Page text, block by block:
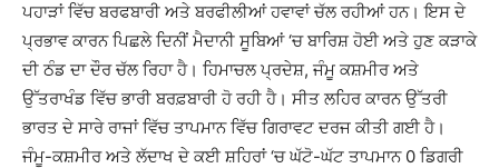
ਪਹਾੜਾਂ ਵਿੱਚ ਬਰਫਬਾਰੀ ਅਤੇ ਬਰਫੀਲੀਆਂ ਹਵਾਵਾਂ ਚੱਲ ਰਹੀਆਂ ਹਨ। ਇਸ ਦੇ
ਪ੍ਰਭਾਵ ਕਾਰਨ ਪਿਛਲੇ ਦਿਨੀਂ ਮੈਦਾਨੀ ਸੂਬਿਆਂ ‘ਚ ਬਾਰਿਸ਼ ਹੋਈ ਅਤੇ ਹੁਣ ਕੜਾਕੇ
ਦੀ ਠੰਡ ਦਾ ਦੌਰ ਚੱਲ ਰਿਹਾ ਹੈ। ਹਿਮਾਚਲ ਪ੍ਰਦੇਸ਼, ਜੰਮੂ ਕਸ਼ਮੀਰ ਅਤੇ
ਉੱਤਰਾਖੰਡ ਵਿੱਚ ਭਾਰੀ ਬਰਫ਼ਬਾਰੀ ਹੋ ਰਹੀ ਹੈ। ਸੀਤ ਲਹਿਰ ਕਾਰਨ ਉੱਤਰੀ
ਭਾਰਤ ਦੇ ਸਾਰੇ ਰਾਜਾਂ ਵਿੱਚ ਤਾਪਮਾਨ ਵਿੱਚ ਗਿਰਾਵਟ ਦਰਜ ਕੀਤੀ ਗਈ ਹੈ।
ਜੰਮੂ-ਕਸ਼ਮੀਰ ਅਤੇ ਲੱਦਾਖ ਦੇ ਕਈ ਸ਼ਹਿਰਾਂ ‘ਚ ਘੱਟੋ-ਘੱਟ ਤਾਪਮਾਨ 0 ਡਿਗਰੀ